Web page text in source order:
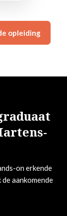
opleiding
on erkende
aankomende